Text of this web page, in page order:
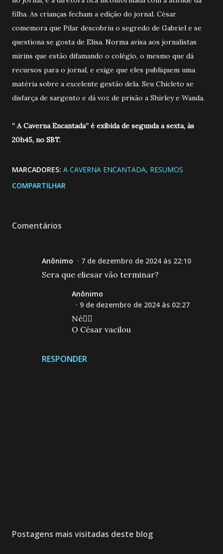
filha. As crianças fecham a edição do jornal. César
comemora que Pilar descobriu o segredo de Gabriel e se
questiona se gosta de Elisa. Norma avisa aos jornalistas
mirins que estão difamando o colégio, o mesmo que dá
recursos para o jornal, e exige que eles publiquem uma
matéria sobre a excelente gestão dela. Seu Chicleto se
disfarça de sargento e dá voz de prisão a Shirley e Wanda.
“ A Caverna Encantada” é exibida de segunda a sexta, às
20h45, no SBT.
MARCADORES: A CAVERNA ENCANTADA RESUMOS
COMPARTILHAR
Comentários
Anônimo 7 de dezembro de 2024 às 22:10
Sera que eliesar vão terminar?
RESPONDER
Anônimo
9 de dezembro de 2024 às 02:27
Né🤷‍♀️
O César vacilou
s
Postagens mais visitadas deste blog